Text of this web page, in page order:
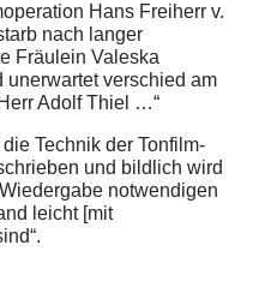
Hans Freiherr v.
nach langer
Fräulein Valeska
verschied am
Adolf Thiel …“
Technik der Tonfilm-
und bildlich wird
notwendigen
leicht [mit